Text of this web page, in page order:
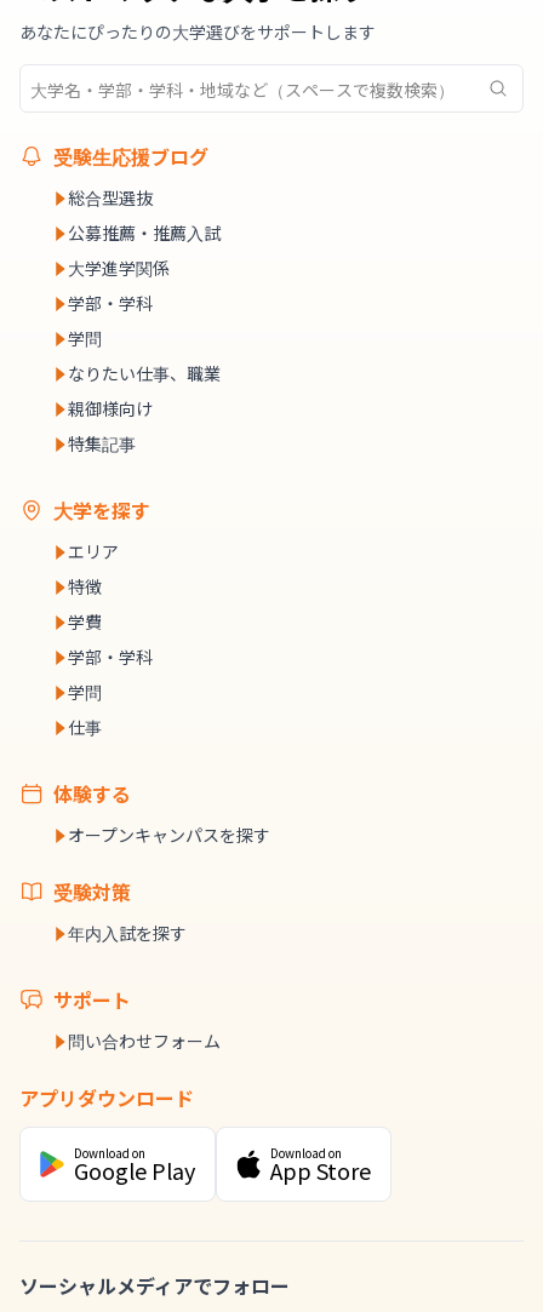
あなたにぴったりの大学選びをサポートします
受験生応援ブログ
総合型選抜
公募推薦・推薦入試
大学進学関係
学部・学科
学問
なりたい仕事、職業
親御様向け
特集記事
大学を探す
エリア
特徴
学費
学部・学科
学問
仕事
体験する
オープンキャンパスを探す
受験対策
年内入試を探す
サポート
問い合わせフォーム
アプリダウンロード
Download on
Google Play
Download on
App Store
ソーシャルメディアでフォロー